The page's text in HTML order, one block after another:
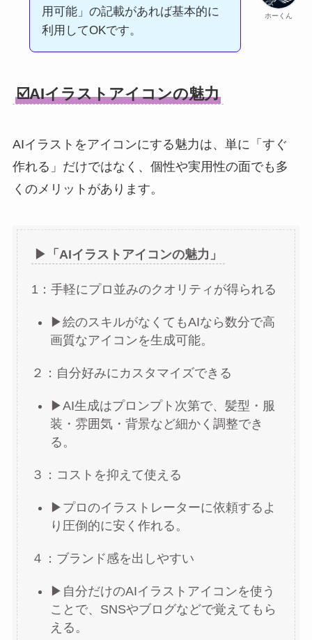
ホーくん
用可能」の記載があれば基本的に
利用してOKです。
☑️AIイラストアイコンの魅力
AIイラストをアイコンにする魅力は、単に「すぐ
作れる」だけではなく、個性や実用性の面でも多
くのメリットがあります。
▶︎「AIイラストアイコンの魅力」
1：手軽にプロ並みのクオリティが得られる
▶︎絵のスキルがなくてもAIなら数分で高
画質なアイコンを生成可能。
２：自分好みにカスタマイズできる
▶︎AI生成はプロンプト次第で、髪型・服
装・雰囲気・背景など細かく調整でき
る。
３：コストを抑えて使える
▶︎プロのイラストレーターに依頼するよ
り圧倒的に安く作れる。
４：ブランド感を出しやすい
▶︎自分だけのAIイラストアイコンを使う
ことで、SNSやブログなどで覚えてもら
える。